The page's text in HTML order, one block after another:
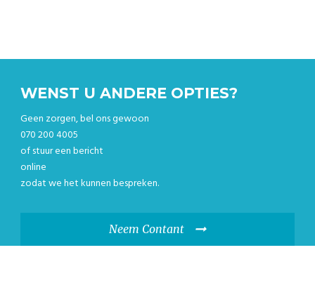
WENST U ANDERE OPTIES?
Geen zorgen, bel ons gewoon
070 200 4005
of stuur een bericht
online
zodat we het kunnen bespreken.
Neem Contant